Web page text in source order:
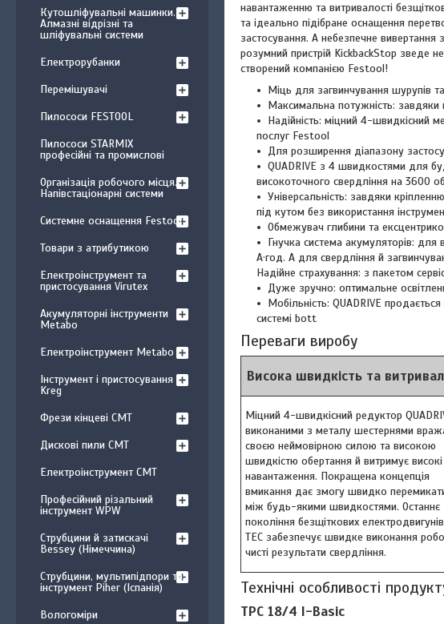
навантаженню та витривалості
та ідеально підібране оснащення
застосування. А небезпечне
розумний пристрій KickbackStop зведе
створений компанією Festool!
Міць для загвинчування шурупів
Максимальна потужність:
Надійність: міцний 4-швидкісний
послуг Festool
Для розширення діапазону
QUADRIVE з 4 швидкостями для
високоточного свердління на 3600
Універсальність: завдяки
під кутом без використання
Обмежувач глибини та
Гнучка система акумуляторів:
А·год. А для свердління й
Надійне страхування: з пакетом
Дуже зручно: оптимальне
Мобільність: QUADRIVE
системі bott
Переваги виробу
Висока швидкість та
Міцний 4-швидкісний редуктор
виконаними з металу шестернями
своєю неймовірною силою та високою
швидкістю обертання й витримує високі
навантаження. Покращена концепція
вмикання дає змогу швидко
між будь-якими швидкостями. Останнє
покоління безщіткових
TEC забезпечує швидке виконання
чисті результати свердління.
Технічні особливості
TPC 18/4 I-Basic
Кутошліфувальні машинки.
Алмазні відрізні та
шліфувальні системи
Електрорубанки
Перемішувачі
Пилососи FESTOOL
Пилососи STARMIX
професійні та промислові
Організація робочого місця.
Напівстаціонарні системи
Системне оснащення Festool
Товари з атрибутикою
Електроінструмент та
пристосування Virutex
Акумуляторні інструменти
Metabo
Електроінструмент Metabo
Інструмент і пристосування
Kreg
Фрези кінцеві CMT
Дискові пили CMT
Електроінструмент CMT
Професійний різальний
інструмент WPW
Струбцини й затискачі
Bessey (Німеччина)
Струбцини, мультипідпори та
інструмент Piher (Іспанія)
Вологоміри